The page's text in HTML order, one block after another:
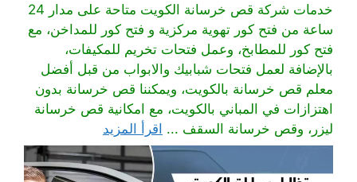
خدمات شركة قص خرسانة الكويت متاحة على مدار 24
ساعة من فتح كور تهوية مركزية و فتح كور للمداخن، مع
فتح كور للمطابخ، وعمل فتحات تخريم للمكيفات،
بالإضافة لعمل فتحات شبابيك والابواب من قبل أفضل
معلم قص خرسانة بالكويت، ويمكننا قص خرسانة بدون
اهتزازات في المباني بالكويت، مع امكانية قص خرسانة
ليزر، وقص خرسانة السقف ... اقرأ المزيد